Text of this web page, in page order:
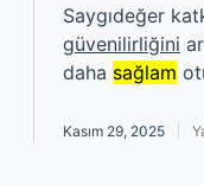
Saygıdeğer
güvenilirliğini
daha sağlam
Kasım 29, 2025